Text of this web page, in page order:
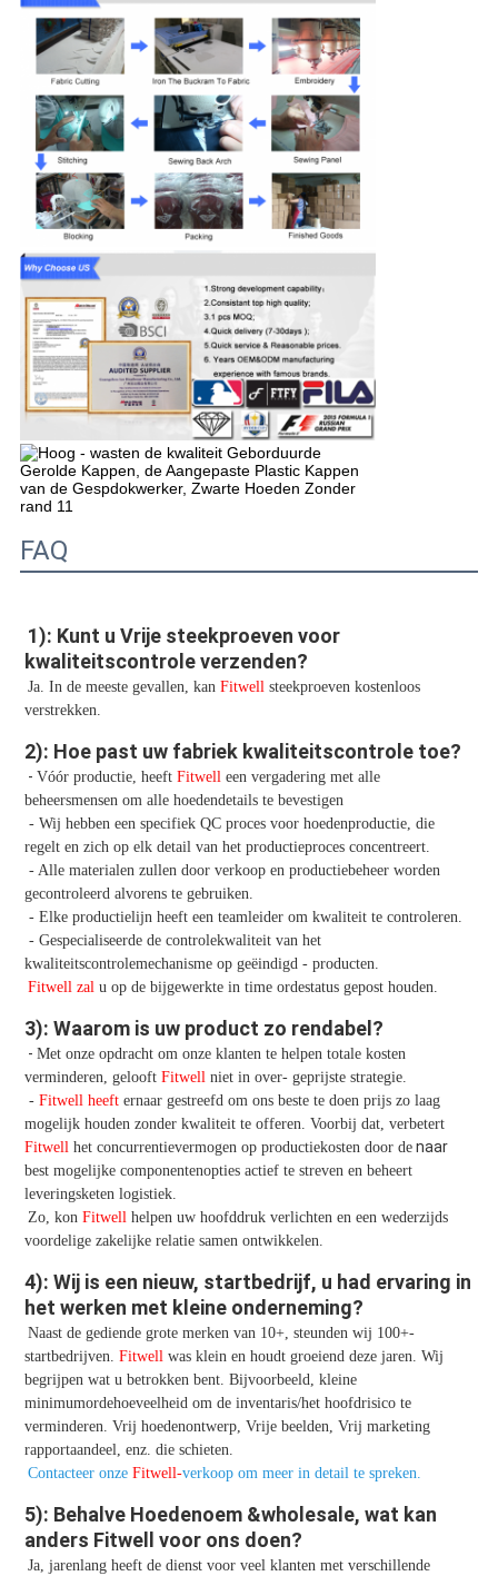
FAQ
1): Kunt u Vrije steekproeven voor
kwaliteitscontrole verzenden?
Ja. In de meeste gevallen, kan Fitwell steekproeven kostenloos
verstrekken.
2): Hoe past uw fabriek kwaliteitscontrole toe?
- Vóór productie, heeft Fitwell een vergadering met alle
beheersmensen om alle hoedendetails te bevestigen
regelt en zich op elk detail van het productieproces concentreert.
gecontroleerd alvorens te gebruiken.
- Elke productielijn heeft een teamleider om kwaliteit te controleren.
kwaliteitscontrolemechanisme op geëindigd - producten.
Fitwell zal u op de bijgewerkte in time ordestatus gepost houden.
3): Waarom is uw product zo rendabel?
- Met onze opdracht om onze klanten te helpen totale kosten
verminderen, gelooft Fitwell niet in over- geprijste strategie.
- Fitwell heeft ernaar gestreefd om ons beste te doen prijs zo laag
mogelijk houden zonder kwaliteit te offeren. Voorbij dat, verbetert
Fitwell het concurrentievermogen op productiekosten door de naar
best mogelijke componentenopties actief te streven en beheert
leveringsketen logistiek.
Zo, kon Fitwell helpen uw hoofddruk verlichten en een wederzijds
voordelige zakelijke relatie samen ontwikkelen.
4): Wij is een nieuw, startbedrijf, u had ervaring in
het werken met kleine onderneming?
Naast de gediende grote merken van 10+, steunden wij 100+-
startbedrijven. Fitwell was klein en houdt groeiend deze jaren. Wij
begrijpen wat u betrokken bent. Bijvoorbeeld, kleine
minimumordehoeveelheid om de inventaris/het hoofdrisico te
verminderen. Vrij hoedenontwerp, Vrije beelden, Vrij marketing
rapportaandeel, enz. die schieten.
Contacteer onze Fitwell-verkoop om meer in detail te spreken.
5): Behalve Hoedenoem &wholesale, wat kan
anders Fitwell voor ons doen?
Ja, jarenlang heeft de dienst voor veel klanten met verschillende